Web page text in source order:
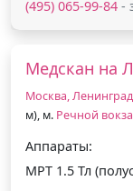
(495) 065-99-84 -
Медскан на
Москва,
м), м. Речной
Аппараты:
МРТ 1.5 Тл